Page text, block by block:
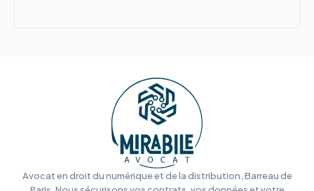
Avocat en droit du numérique et de la distribution, Barreau de